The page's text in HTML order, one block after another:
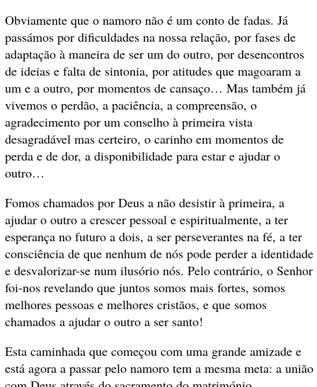
Obviamente que o namoro não é um conto de fadas. Já
passámos por dificuldades na nossa relação, por fases de
adaptação à maneira de ser um do outro, por desencontros
de ideias e falta de sintonia, por atitudes que magoaram a
um e a outro, por momentos de cansaço… Mas também já
vivemos o perdão, a paciência, a compreensão, o
agradecimento por um conselho à primeira vista
desagradável mas certeiro, o carinho em momentos de
perda e de dor, a disponibilidade para estar e ajudar o
outro…
Fomos chamados por Deus a não desistir à primeira, a
ajudar o outro a crescer pessoal e espiritualmente, a ter
esperança no futuro a dois, a ser perseverantes na fé, a ter
consciência de que nenhum de nós pode perder a identidade
e desvalorizar-se num ilusório nós. Pelo contrário, o Senhor
foi-nos revelando que juntos somos mais fortes, somos
melhores pessoas e melhores cristãos, e que somos
chamados a ajudar o outro a ser santo!
Esta caminhada que começou com uma grande amizade e
está agora a passar pelo namoro tem a mesma meta: a união